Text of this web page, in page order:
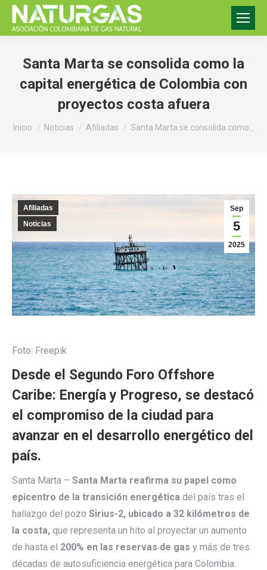
Santa Marta se consolida como la
capital energética de Colombia con
proyectos costa afuera
Estás aquí:
Inicio Noticias Afiliadas Santa Marta se consolida como…
Sep
5
2025
Afiliadas
Noticias
Foto: Freepik
Desde el Segundo Foro Offshore
Caribe: Energía y Progreso, se destacó
el compromiso de la ciudad para
avanzar en el desarrollo energético del
país.
Santa Marta – Santa Marta reafirma su papel como
epicentro de la transición energética del país tras el
hallazgo del pozo Sirius-2, ubicado a 32 kilómetros de
la costa, que representa un hito al proyectar un aumento
de hasta el 200% en las reservas de gas y más de tres
décadas de autosuficiencia energética para Colombia.